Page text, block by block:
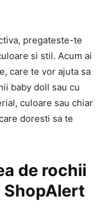
pregateste-te
si stil. Acum ai
care te vor ajuta sa
baby doll sau cu
culoare sau chiar
doresti sa te
de rochii
ShopAlert